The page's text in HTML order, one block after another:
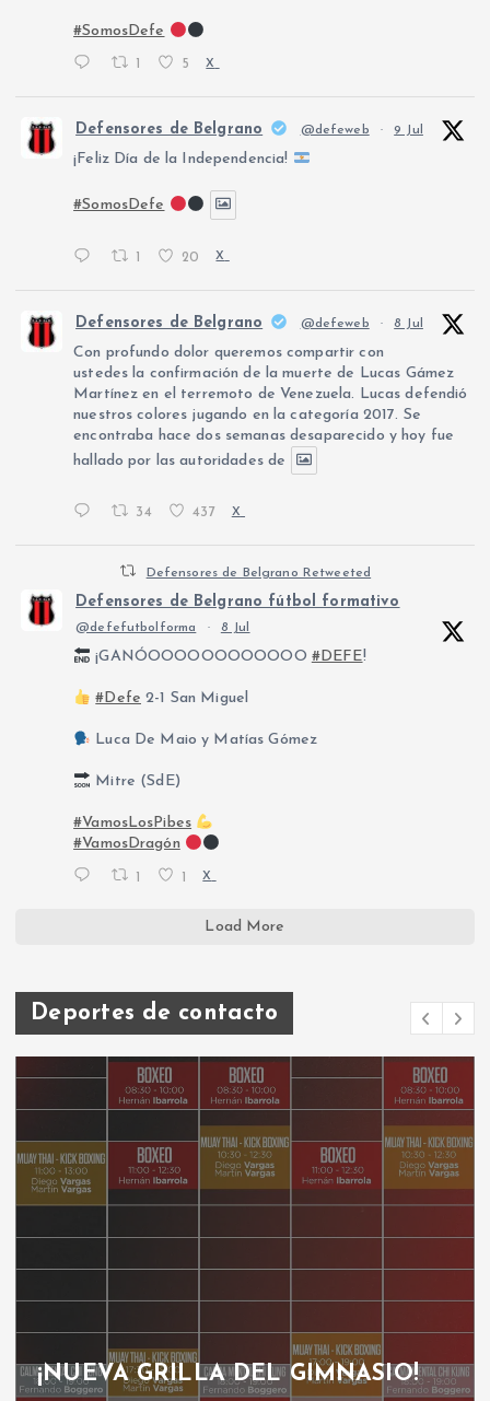
#SomosDefe
5 X
Defensores de Belgrano @defeweb · 9 Jul
¡Feliz Día de la Independencia!
#SomosDefe
1 20 X
Defensores de Belgrano @defeweb · 8 Jul
Con profundo dolor queremos compartir con
ustedes la confirmación de la muerte de Lucas Gámez
Martínez en el terremoto de Venezuela. Lucas defendió
nuestros colores jugando en la categoría 2017. Se
encontraba hace dos semanas desaparecido y hoy fue
hallado por las autoridades de
34 437 X
Defensores de Belgrano Retweeted
Defensores de Belgrano fútbol formativo
@defefutbolforma · 8 Jul
¡GANÓOOOOOOOOOOOO #DEFE!
#Defe 2-1 San Miguel
Luca De Maio y Matías Gómez
Mitre (SdE)
#VamosLosPibes
#VamosDragón
1 1 X
Load More
Deportes de contacto
¡NUEVA GRILLA DEL GIMNASIO!